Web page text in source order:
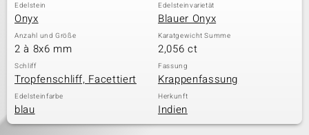
Edelstein
Onyx
Edelsteinvarietät
Blauer Onyx
Anzahl und Größe
2 à 8x6 mm
Karatgewicht Summe
2,056 ct
Schliff
Tropfenschliff, Facettiert
Fassung
Krappenfassung
Edelsteinfarbe
blau
Herkunft
Indien